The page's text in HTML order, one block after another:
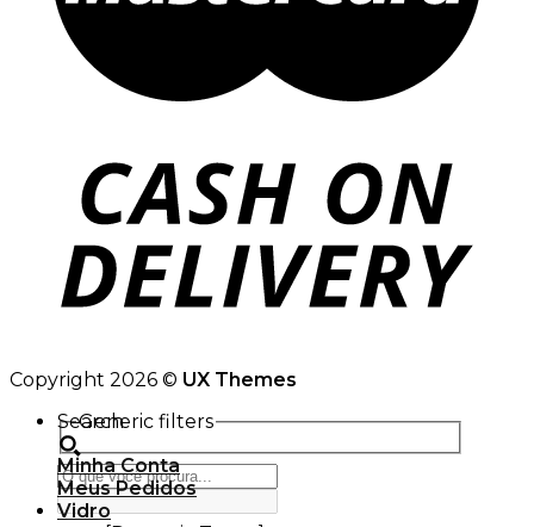
Copyright 2026 © UX Themes
Search
Generic filters
Minha Conta
Meus Pedidos
Vidro